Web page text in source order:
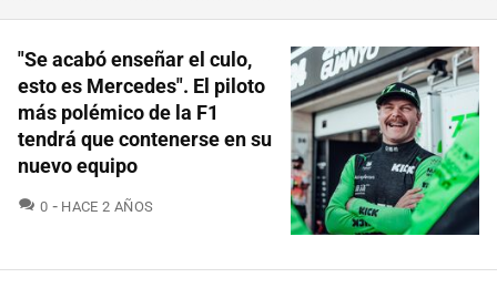
"Se acabó enseñar el culo,
esto es Mercedes". El piloto
más polémico de la F1
tendrá que contenerse en su
nuevo equipo
0 COMENTARIOS
HACE 2 AÑOS